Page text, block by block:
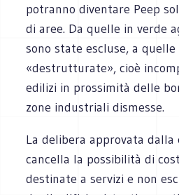
potranno diventare Peep
di aree. Da quelle in verde
sono state escluse, a
«destrutturate», cioè
edilizi in prossimità delle
zone industriali dismesse.
La delibera approvata dalla
cancella la possibilità di
destinate a servizi e non